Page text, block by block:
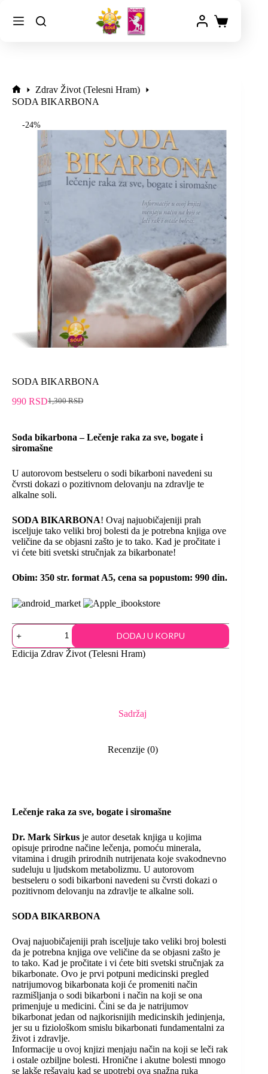
Zdrav Život (Telesni Hram)
SODA BIKARBONA
-24%
SODA BIKARBONA
1,300RSD
990 RSD
Soda bikarbona – Lečenje raka za sve, bogate i
siromašne
U autorovom bestseleru o sodi bikarboni navedeni su
čvrsti dokazi o pozitivnom delovanju na zdravlje te
alkalne soli.
SODA BIKARBONA! Ovaj najuobičajeniji prah
isceljuje tako veliki broj bolesti da je potrebna knjiga ove
veličine da se objasni zašto je to tako. Kad je pročitate i
vi ćete biti svetski stručnjak za bikarbonate!
Obim: 350 str. format A5, cena sa popustom: 990 din.
DODAJ U KORPU
Edicija Zdrav Život (Telesni Hram)
Sadržaj
Recenzije (0)
Lečenje raka za sve, bogate i siromašne
Dr. Mark Sirkus je autor desetak knjiga u kojima
opisuje prirodne načine lečenja, pomoću minerala,
vitamina i drugih prirodnih nutrijenata koje svakodnevno
sudeluju u ljudskom metabolizmu. U autorovom
bestseleru o sodi bikarboni navedeni su čvrsti dokazi o
pozitivnom delovanju na zdravlje te alkalne soli.
SODA BIKARBONA
Ovaj najuobičajeniji prah isceljuje tako veliki broj bolesti
da je potrebna knjiga ove veličine da se objasni zašto je
to tako. Kad je pročitate i vi ćete biti svetski stručnjak za
bikarbonate. Ovo je prvi potpuni medicinski pregled
natrijumovog bikarbonata koji će promeniti način
razmišljanja o sodi bikarboni i način na koji se ona
primenjuje u medicini. Čini se da je natrijumov
bikarbonat jedan od najkorisnijih medicinskih jedinjenja,
jer su u fiziološkom smislu bikarbonati fundamentalni za
život i zdravlje.
Informacije u ovoj knjizi menjaju način na koji se leči rak
i ostale ozbiljne bolesti. Hronične i akutne bolesti mnogo
se lakše rešavaju kad se upotrebi ova snažna ruka